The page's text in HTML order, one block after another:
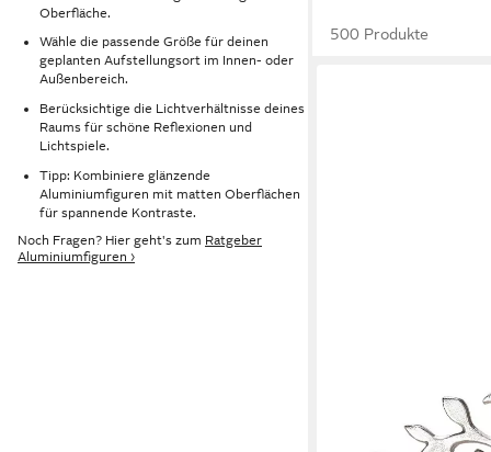
Oberfläche.
Wähle die passende Größe für deinen
geplanten Aufstellungsort im Innen- oder
Außenbereich.
Berücksichtige die Lichtverhältnisse deines
Raums für schöne Reflexionen und
Lichtspiele.
Tipp: Kombiniere glänzende
Aluminiumfiguren mit matten Oberflächen
für spannende Kontraste.
Noch Fragen? Hier geht's zum Ratgeber
Aluminiumfiguren ›
500 Produkte
Dekofigur